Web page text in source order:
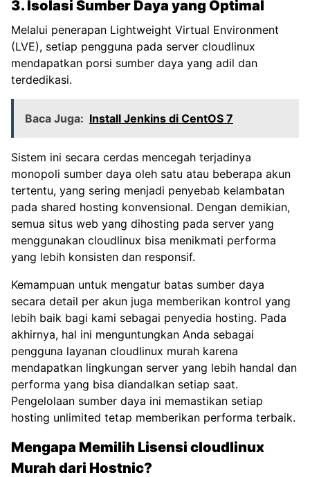
3. Isolasi Sumber Daya yang Optimal
Melalui penerapan Lightweight Virtual Environment
(LVE), setiap pengguna pada server cloudlinux
mendapatkan porsi sumber daya yang adil dan
terdedikasi.
Baca Juga: Install Jenkins di CentOS 7
Sistem ini secara cerdas mencegah terjadinya
monopoli sumber daya oleh satu atau beberapa akun
tertentu, yang sering menjadi penyebab kelambatan
pada shared hosting konvensional. Dengan demikian,
semua situs web yang dihosting pada server yang
menggunakan cloudlinux bisa menikmati performa
yang lebih konsisten dan responsif.
Kemampuan untuk mengatur batas sumber daya
secara detail per akun juga memberikan kontrol yang
lebih baik bagi kami sebagai penyedia hosting. Pada
akhirnya, hal ini menguntungkan Anda sebagai
pengguna layanan cloudlinux murah karena
mendapatkan lingkungan server yang lebih handal dan
performa yang bisa diandalkan setiap saat.
Pengelolaan sumber daya ini memastikan setiap
hosting unlimited tetap memberikan performa terbaik.
Mengapa Memilih Lisensi cloudlinux
Murah dari Hostnic?